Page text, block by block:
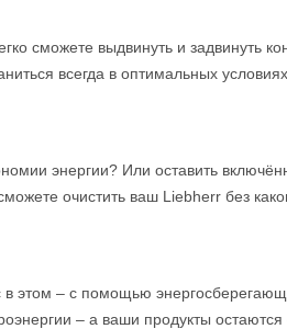
сможете выдвинуть и
всегда в оптимальных условиях.
энергии? Или оставить
очистить ваш Liebherr без
– с помощью
– а ваши продукты